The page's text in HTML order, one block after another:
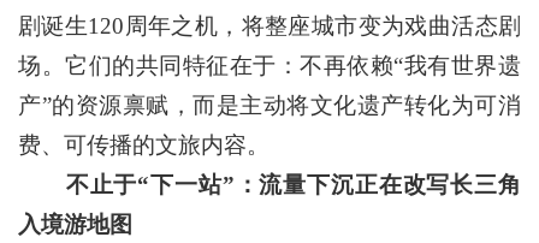
剧诞生120周年之机，将整座城市变为戏曲活态剧
场。它们的共同特征在于：不再依赖“我有世界遗
产”的资源禀赋，而是主动将文化遗产转化为可消
费、可传播的文旅内容。
不止于“下一站”：流量下沉正在改写长三角
入境游地图